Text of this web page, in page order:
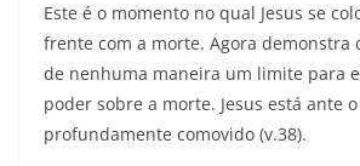
Este é o momento no qual Jesus se
frente com a morte. Agora demonstra
de nenhuma maneira um limite para
poder sobre a morte. Jesus está ante
profundamente comovido (v.38).